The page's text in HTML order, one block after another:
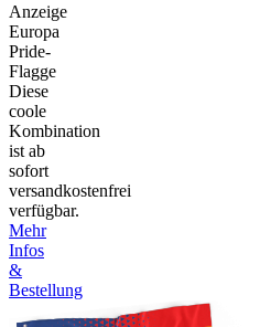
Anzeige
Europa
Pride-
Flagge
Diese
coole
Kombination
ist ab
sofort
versandkostenfrei
verfügbar.
Mehr
Infos
&
Bestellung